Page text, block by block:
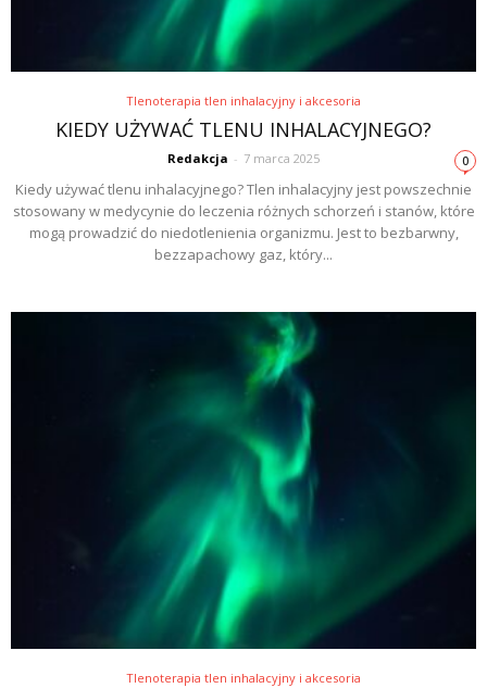
Tlenoterapia tlen inhalacyjny i akcesoria
KIEDY UŻYWAĆ TLENU INHALACYJNEGO?
Redakcja - 7 marca 2025 0
Kiedy używać tlenu inhalacyjnego? Tlen inhalacyjny jest powszechnie
stosowany w medycynie do leczenia różnych schorzeń i stanów, które
mogą prowadzić do niedotlenienia organizmu. Jest to bezbarwny,
bezzapachowy gaz, który...
Tlenoterapia tlen inhalacyjny i akcesoria